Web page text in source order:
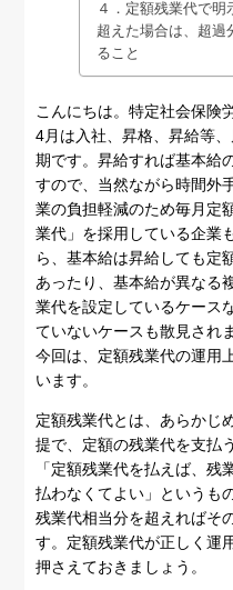
４．定額残業代で明
超えた場合は、超過
ること
こんにちは。特定社会保険
4月は入社、昇格、昇給等
期です。昇給すれば基本給
すので、当然ながら時間外
業の負担軽減のため毎月定
業代」を採用している企業
ら、基本給は昇給しても定
あったり、基本給が異なる
業代を設定しているケース
ていないケースも散見され
今回は、定額残業代の運用
います。
定額残業代とは、あらかじ
提で、定額の残業代を支払
「定額残業代を払えば、
払わなくてよい」というも
残業代相当分を超えればそ
す。定額残業代が正しく運
押さえておきましょう。